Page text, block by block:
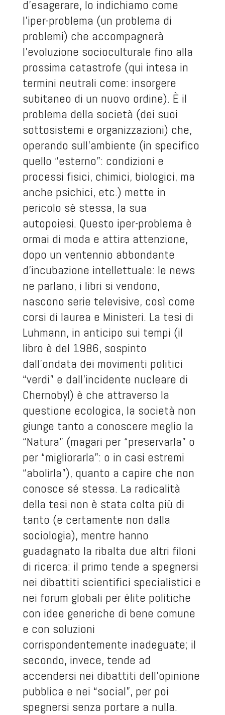
d’esagerare, lo indichiamo come
l’iper-problema (un problema di
problemi) che accompagnerà
l’evoluzione socioculturale fino alla
prossima catastrofe (qui intesa in
termini neutrali come: insorgere
subitaneo di un nuovo ordine). È il
problema della società (dei suoi
sottosistemi e organizzazioni) che,
operando sull’ambiente (in specifico
quello “esterno”: condizioni e
processi fisici, chimici, biologici, ma
anche psichici, etc.) mette in
pericolo sé stessa, la sua
autopoiesi. Questo iper-problema è
ormai di moda e attira attenzione,
dopo un ventennio abbondante
d’incubazione intellettuale: le news
ne parlano, i libri si vendono,
nascono serie televisive, così come
corsi di laurea e Ministeri. La tesi di
Luhmann, in anticipo sui tempi (il
libro è del 1986, sospinto
dall’ondata dei movimenti politici
“verdi” e dall’incidente nucleare di
Chernobyl) è che attraverso la
questione ecologica, la società non
giunge tanto a conoscere meglio la
“Natura” (magari per “preservarla” o
per “migliorarla”: o in casi estremi
“abolirla”), quanto a capire che non
conosce sé stessa. La radicalità
della tesi non è stata colta più di
tanto (e certamente non dalla
sociologia), mentre hanno
guadagnato la ribalta due altri filoni
di ricerca: il primo tende a spegnersi
nei dibattiti scientifici specialistici e
nei forum globali per élite politiche
con idee generiche di bene comune
e con soluzioni
corrispondentemente inadeguate; il
secondo, invece, tende ad
accendersi nei dibattiti dell’opinione
pubblica e nei “social”, per poi
spegnersi senza portare a nulla.